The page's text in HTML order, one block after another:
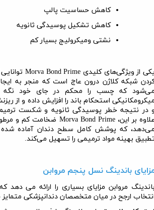
کاهش حساسیت پالپ
کاهش تشکیل پوسیدگی ثانویه
نشتی ومیکرولیج بسیار کم
از ویژگی‌های کلیدی Morva Bond Prime
شبکه کلاژن درون عاج است که منجر به
که چسب را محکم در جای خود نگه
استحکام باند را افزایش داده و از
در نتیجه خطر پوسیدگی ثانویه و شکست
بر این،Morva Bond Prime ضخامت کم و
که پوشش کامل سطح دندان آماده
بهینه مواد ترمیمی را تسهیل می‌کند.
باندینگ نسل پنجم مروابن
مروابن مزایای بسیاری را ارائه می دهد
ارجح در میان متخصصان دندانپزشکی